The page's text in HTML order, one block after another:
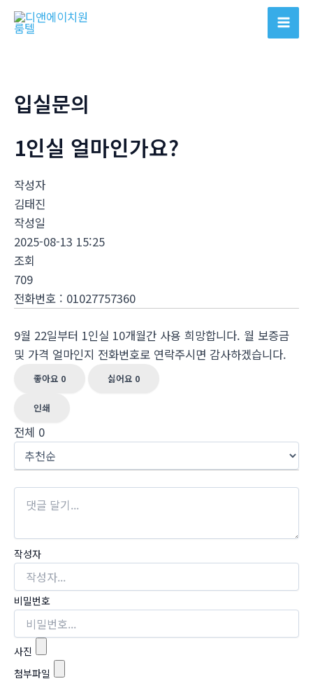
Main
입실문의
1인실 얼마인가요?
작성자
김태진
작성일
2025-08-13 15:25
조회
709
전화번호 : 01027757360
9월 22일부터 1인실 10개월간 사용 희망합니다. 월 보증금
및 가격 얼마인지 전화번호로 연락주시면 감사하겠습니다.
좋아요 0 싫어요 0
인쇄
전체 0
작성자
비밀번호
사진
첨부파일